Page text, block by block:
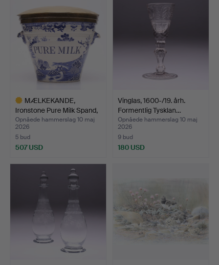
MÆLKEKANDE,
Ironstone Pure Milk Spand,
Wil…
Opnåede hammerslag 10 maj
2026
5 bud
507 USD
Vinglas, 1600-/19. årh.
Formentlig Tysklan…
Opnåede hammerslag 10 maj
2026
9 bud
180 USD